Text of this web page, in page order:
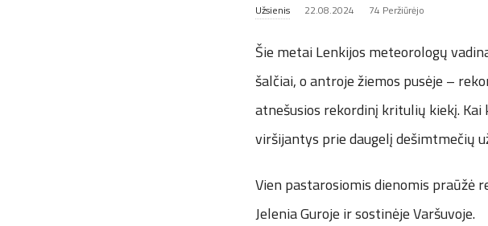
Užsienis 22.08.2024 74 Peržiūrėjo
Šie metai Lenkijos meteorologų
šalčiai, o antroje žiemos pusėje –
atnešusios rekordinį kritulių kiekį.
viršijantys prie daugelį dešimtmečių
Vien pastarosiomis dienomis praūžė
Jelenia Guroje ir sostinėje Varšuvoje.